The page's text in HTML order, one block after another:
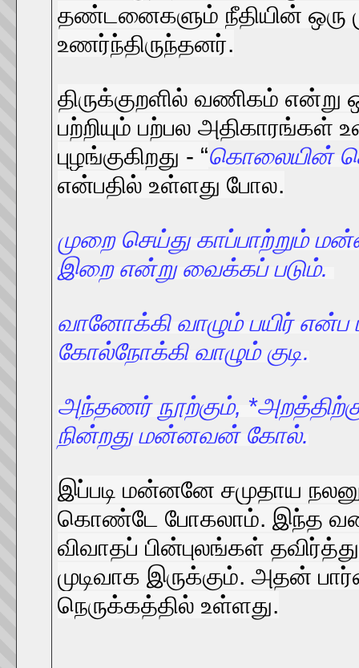
தண்டனைகளும் நீதியின்
உணர்ந்திருந்தனர்.
திருக்குறளில் வணிகம்
பற்றியும் பற்பல
புழங்குகிறது - “கொலையின்
என்பதில் உள்ளது போல.
முறை செய்து காப்பாற்றும்
இறை என்று வைக்கப் படும்.
வானோக்கி வாழும் பயிர்
கோல்நோக்கி வாழும் குடி.
அந்தணர் நூற்கும்,
நின்றது மன்னவன் கோல்.
இப்படி மன்னனே சமுதாய
கொண்டே போகலாம். இந்த
விவாதப் பின்புலங்கள்
முடிவாக இருக்கும். அதன்
நெருக்கத்தில் உள்ளது.